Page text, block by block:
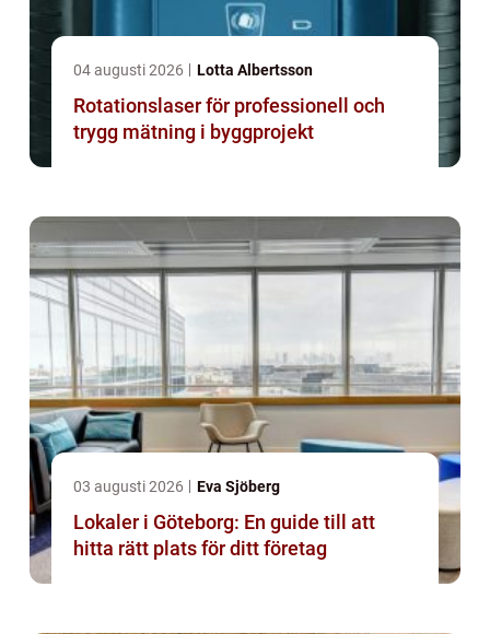
04 augusti 2026 Lotta Albertsson
Rotationslaser för professionell och
trygg mätning i byggprojekt
03 augusti 2026 Eva Sjöberg
Lokaler i Göteborg: En guide till att
hitta rätt plats för ditt företag